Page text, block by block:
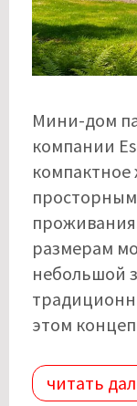
Мини-дом
компании
размерам
небольшой
этом
читать